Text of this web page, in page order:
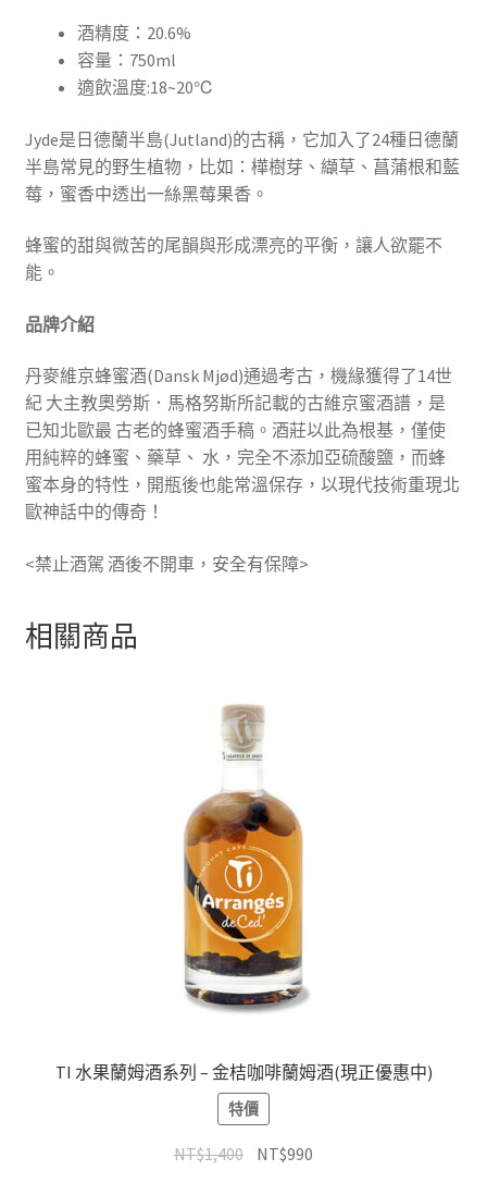
酒精度：20.6%
容量：750ml
適飲溫度:18~20℃
Jyde是日德蘭半島(Jutland)的古稱，它加入了24種日德蘭
半島常見的野生植物，比如：樺樹芽、纈草、菖蒲根和藍
莓，蜜香中透出一絲黑莓果香。
蜂蜜的甜與微苦的尾韻與形成漂亮的平衡，讓人欲罷不
能。
品牌介紹
丹麥維京蜂蜜酒(Dansk Mjød)通過考古，機緣獲得了14世
紀 大主教奧勞斯．馬格努斯所記載的古維京蜜酒譜，是
已知北歐最 古老的蜂蜜酒手稿。酒莊以此為根基，僅使
用純粹的蜂蜜、藥草、 水，完全不添加亞硫酸鹽，而蜂
蜜本身的特性，開瓶後也能常溫保存，以現代技術重現北
歐神話中的傳奇！
<禁止酒駕 酒後不開車，安全有保障>
相關商品
TI 水果蘭姆酒系列 – 金桔咖啡蘭姆酒(現正優惠中)
特價
NT$1,400 NT$990